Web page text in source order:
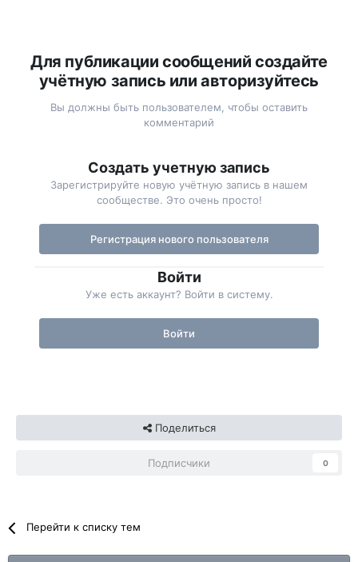
Для публикации сообщений создайте
учётную запись или авторизуйтесь
Вы должны быть пользователем, чтобы оставить
комментарий
Создать учетную запись
Зарегистрируйте новую учётную запись в нашем
сообществе. Это очень просто!
Регистрация нового пользователя
Войти
Уже есть аккаунт? Войти в систему.
Войти
Поделиться
Подписчики 0
Перейти к списку тем